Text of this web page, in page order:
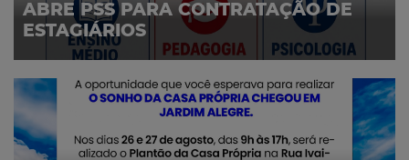
ABRE PSS PARA CONTRATAÇÃO DE
ESTAGIÁRIOS